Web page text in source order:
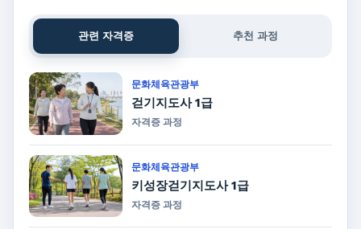
관련 자격증 추천 과정
문화체육관광부
걷기지도사 1급
자격증 과정
문화체육관광부
키성장걷기지도사 1급
자격증 과정